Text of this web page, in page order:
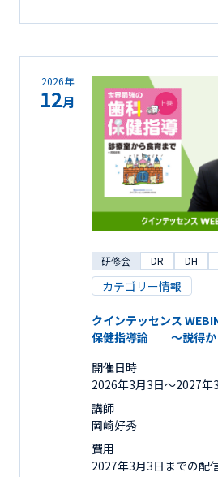
2026年
12月
研修会 DR DH
カテゴリー情報
クインテッセンス
保健指導論 ～説得か
開催日時
2026年3月3日〜2027
講師
岡崎好秀
費用
2027年3月3日までの